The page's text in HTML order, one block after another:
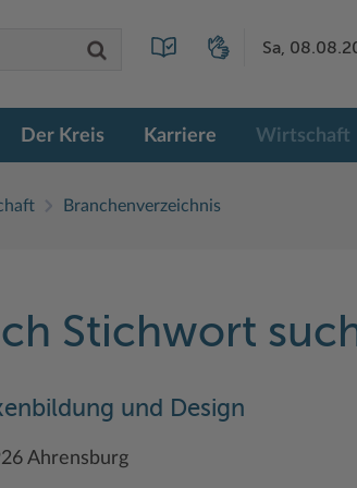
Sa,
Der Kreis Karriere Wirtschaft
Branchenverzeichnis
Stichwort
und Design
Ahrensburg